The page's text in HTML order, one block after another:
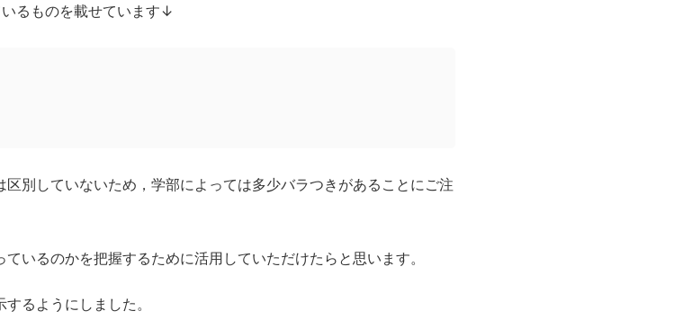
るものを載せています↓
別していないため，学部によっては多少バラつきがあることにご注
いるのかを把握するために活用していただけたらと思います。
るようにしました。